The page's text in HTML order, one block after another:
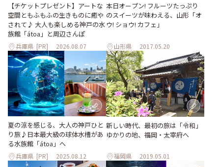
【チケットプレゼント】アートな
空間ともふもふの生きものに癒や
されて♪ 大人も楽しめる神戸の水
族館「átoa」と周辺さんぽ
兵庫県 [PR] 2026.08.07
本日オープン! フルーツたっぷり
のスイーツが味わえる、山形「オ
ウ! ショウ! カフェ」
山形県 2017.05.20
夏の涼を感じる、大人の神戸ひと
り旅♪日本最大級の球体水槽があ
る水族館「átoa」へ
兵庫県 [PR] 2025.08.12
新しい時代、最初の旅は「令和」
ゆかりの地、福岡・太宰府へ
福岡県 2019.05.01